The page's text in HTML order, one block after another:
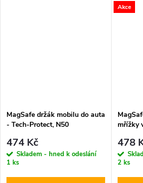
MagSafe držák mobilu do auta
- Tech-Protect, N50
474 Kč
Skladem - hned k odeslání
1 ks
Akce
mřížky
478
2 ks